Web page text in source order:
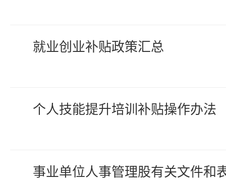
就业创业补贴政策汇总
个人技能提升培训补贴操作办法
事业单位人事管理股有关文件和